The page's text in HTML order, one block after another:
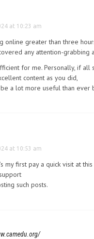
at 10:23 am
online greater than three
any attention-grabbing
for me. Personally, if all
content as you did,
a lot more useful than ever
at 10:53 am
my first pay a quick visit at
such posts.